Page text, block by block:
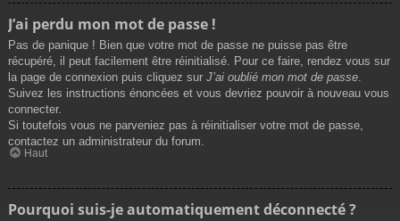
J’ai perdu mon mot de passe !
Pas de panique ! Bien que votre mot de passe ne puisse pas être
récupéré, il peut facilement être réinitialisé. Pour ce faire, rendez vous sur
la page de connexion puis cliquez sur J’ai oublié mon mot de passe
Suivez les instructions énoncées et vous devriez pouvoir à nouveau vous
connecter.
Si toutefois vous ne parveniez pas à réinitialiser votre mot de passe,
contactez un administrateur du forum.
Haut
Pourquoi suis-je automatiquement déconnecté ?